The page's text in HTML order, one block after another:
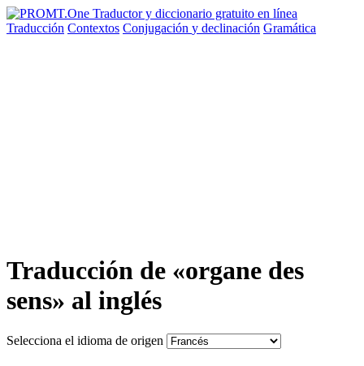
Traducción Contextos Conjugación y declinación Gramática
Traducción de «organe des
sens» al inglés
Selecciona el idioma de origen